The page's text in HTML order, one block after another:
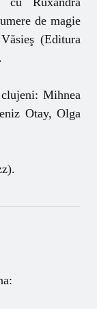
de magie
(Editura
Mihnea
Otay, Olga